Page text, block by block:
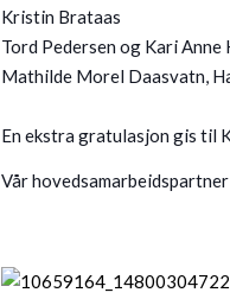
Kristin Brataas
Tord Pedersen og Kari Anne
Mathilde Morel Daasvatn,
En ekstra gratulasjon gis til
Vår